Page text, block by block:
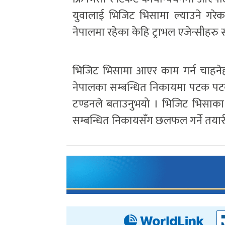
युवालाई भिजिट भिसामा ल्याउने
नेपालमा रहेका केहि ट्राभल
भिजिट भिसामा आएर काम गर्न
नेपालका सम्बन्धित निकायमा पटक
टण्डनले बताउनुभयो । भिजिट
सम्बन्धित निकायसँग छलफल गर्ने